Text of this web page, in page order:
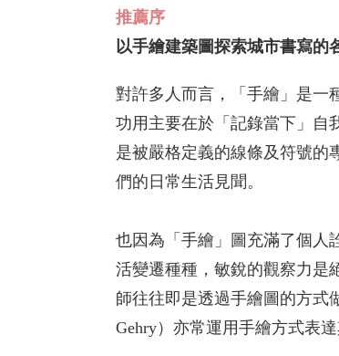
推薦序
以手繪建築圖探索城市書寫的
對許多人而言，「手繪」是一
功用主要在於「記錄當下」自
是被嚴格定義的線條及符號的
們的日常生活見聞。
也因為「手繪」圖充滿了個人
活變遷種種，敏銳的觀察力是
師往往即是透過手繪圖的方式
Gehry）亦常運用手繪方式表達